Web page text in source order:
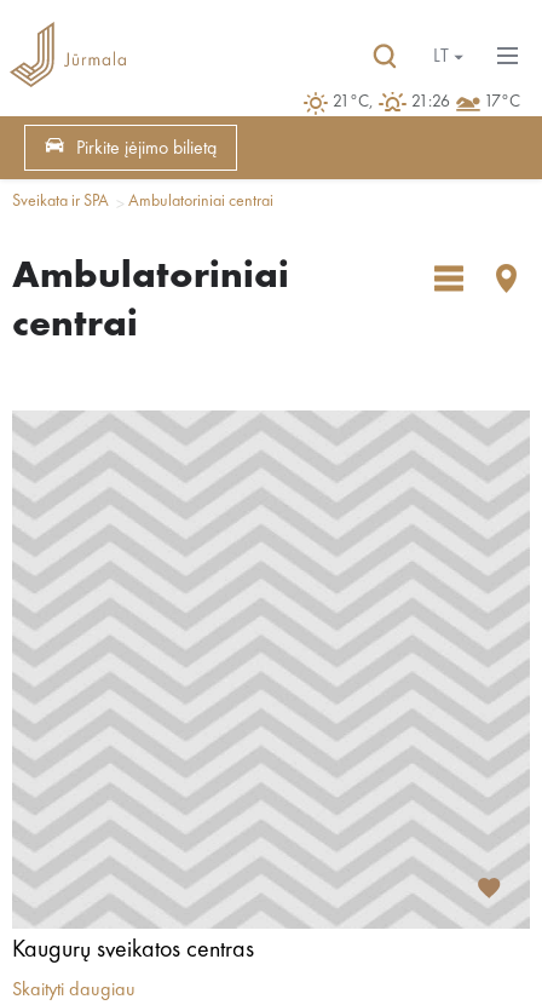
21°C, 21:26 17°C
LT
Pirkite įėjimo bilietą
Sveikata ir SPA Ambulatoriniai centrai
Ambulatoriniai
centrai
Kaugurų sveikatos centras
Skaityti daugiau